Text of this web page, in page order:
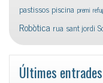
pastissos piscina premi
Robòtica rua sant jordi
Últimes entrades